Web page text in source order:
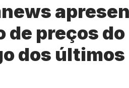
de preços
dos últimos